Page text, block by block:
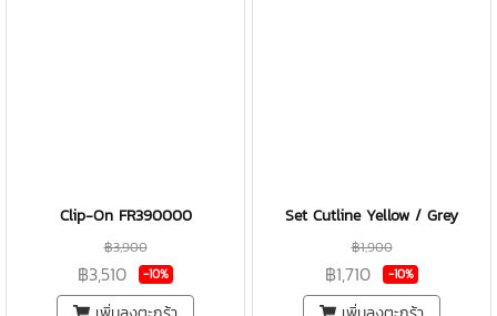
Clip-On FR390000
฿3,900
฿3,510 -10%
Set Cutline Yellow / Grey
฿1,900
฿1,710 -10%